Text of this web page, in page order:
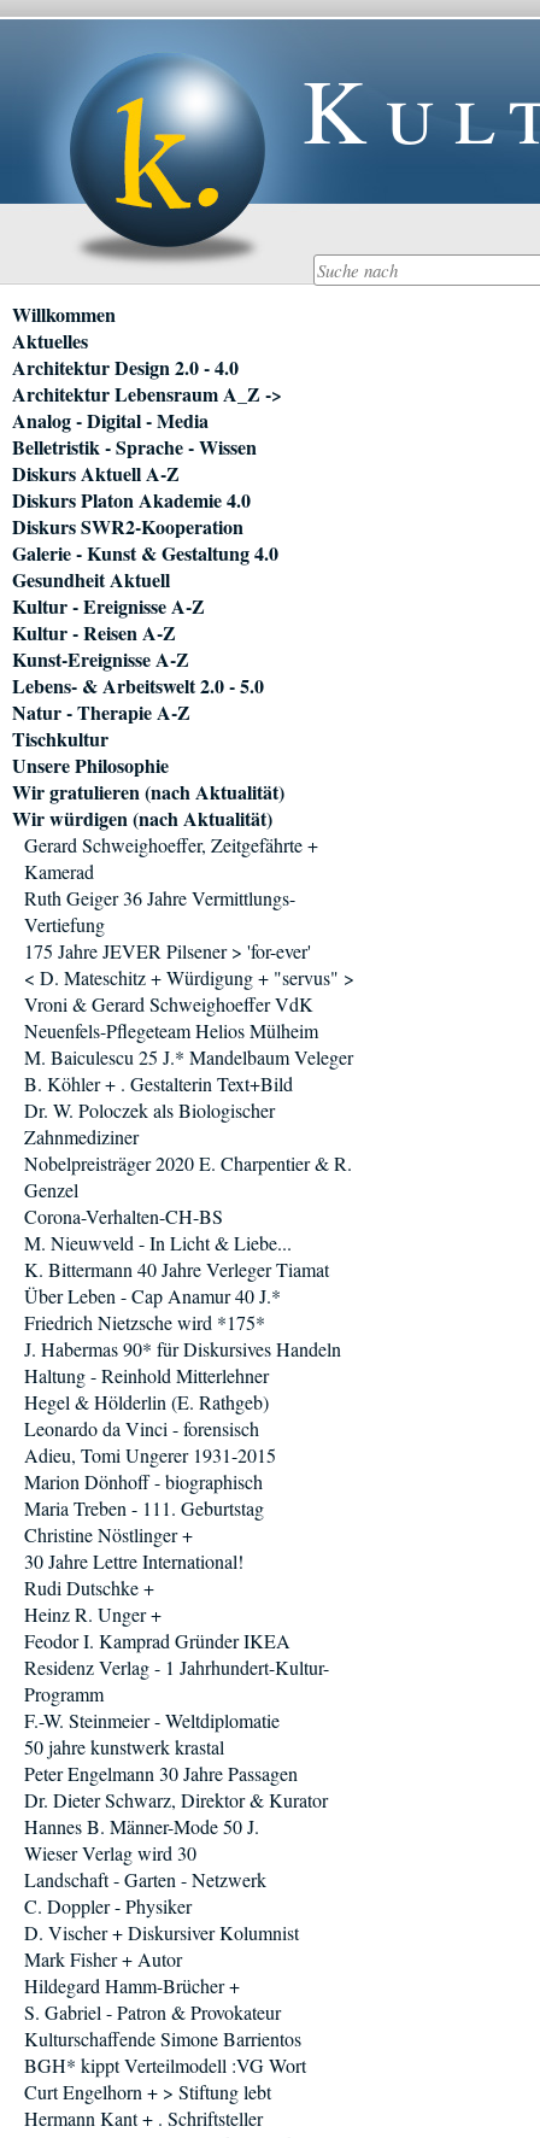
Navigation
überspringen
Willkommen
Aktuelles
Architektur Design 2.0 - 4.0
Architektur Lebensraum A_Z ->
Analog - Digital - Media
Belletristik - Sprache - Wissen
Diskurs Aktuell A-Z
Diskurs Platon Akademie 4.0
Diskurs SWR2-Kooperation
Galerie - Kunst & Gestaltung 4.0
Gesundheit Aktuell
Kultur - Ereignisse A-Z
Kultur - Reisen A-Z
Kunst-Ereignisse A-Z
Lebens- & Arbeitswelt 2.0 - 5.0
Natur - Therapie A-Z
Tischkultur
Unsere Philosophie
Wir gratulieren (nach Aktualität)
Wir würdigen (nach Aktualität)
Gerard Schweighoeffer, Zeitgefährte +
Kamerad
Ruth Geiger 36 Jahre Vermittlungs-
Vertiefung
175 Jahre JEVER Pilsener > 'for-ever'
< D. Mateschitz + Würdigung + "servus" >
Vroni & Gerard Schweighoeffer VdK
Neuenfels-Pflegeteam Helios Mülheim
M. Baiculescu 25 J.* Mandelbaum Veleger
B. Köhler + . Gestalterin Text+Bild
Dr. W. Poloczek als Biologischer
Zahnmediziner
Nobelpreisträger 2020 E. Charpentier & R.
Genzel
Corona-Verhalten-CH-BS
M. Nieuwveld - In Licht & Liebe...
K. Bittermann 40 Jahre Verleger Tiamat
Über Leben - Cap Anamur 40 J.*
Friedrich Nietzsche wird *175*
J. Habermas 90* für Diskursives Handeln
Haltung - Reinhold Mitterlehner
Hegel & Hölderlin (E. Rathgeb)
Leonardo da Vinci - forensisch
Adieu, Tomi Ungerer 1931-2015
Marion Dönhoff - biographisch
Maria Treben - 111. Geburtstag
Christine Nöstlinger +
30 Jahre Lettre International!
Rudi Dutschke +
Heinz R. Unger +
Feodor I. Kamprad Gründer IKEA
Residenz Verlag - 1 Jahrhundert-Kultur-
Programm
F.-W. Steinmeier - Weltdiplomatie
50 jahre kunstwerk krastal
Peter Engelmann 30 Jahre Passagen
Dr. Dieter Schwarz, Direktor & Kurator
Hannes B. Männer-Mode 50 J.
Wieser Verlag wird 30
Landschaft - Garten - Netzwerk
C. Doppler - Physiker
D. Vischer + Diskursiver Kolumnist
Mark Fisher + Autor
Hildegard Hamm-Brücher +
S. Gabriel - Patron & Provokateur
Kulturschaffende Simone Barrientos
BGH* kippt Verteilmodell :VG Wort
Curt Engelhorn + > Stiftung lebt
Hermann Kant + . Schriftsteller